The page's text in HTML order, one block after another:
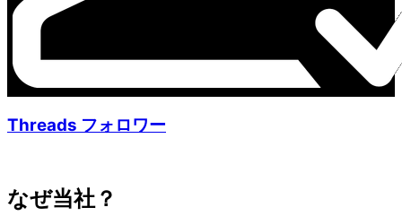
Threads フォロワー
なぜ当社？